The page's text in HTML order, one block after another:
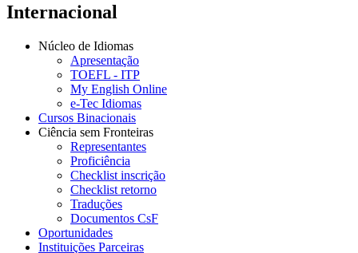
Internacional
Núcleo de Idiomas
Apresentação
TOEFL - ITP
My English Online
e-Tec Idiomas
Cursos Binacionais
Ciência sem Fronteiras
Representantes
Proficiência
Checklist inscrição
Checklist retorno
Traduções
Documentos CsF
Oportunidades
Instituições Parceiras